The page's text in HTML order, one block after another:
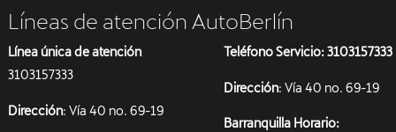
Líneas de atención AutoBerlín
Línea única de atención
3103157333
Dirección: Vía 40 no. 69-19
Teléfono Servicio: 3103157333
Dirección: Vía 40 no. 69-19
Barranquilla Horario: